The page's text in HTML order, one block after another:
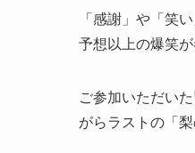
「感謝」や「笑
予想以上の爆笑が
ご参加いただい
がらラストの「